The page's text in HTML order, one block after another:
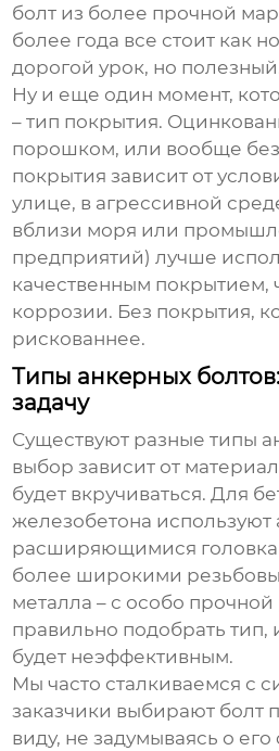
болт из более прочной
более года все стоит как
дорогой урок, но
Ну и еще один момент,
– тип покрытия.
порошком, или вообще
покрытия зависит от
улице, в агрессивной
вблизи моря или
предприятий) лучше
качественным покрытием,
коррозии. Без покрытия,
рискованнее.
Типы анкерных
задачу
Существуют разные типы
выбор зависит от
будет вкручиваться. Для
железобетона используют
расширяющимися
более широкими
металла – с особо
правильно подобрать тип,
будет неэффективным.
Мы часто сталкиваемся с
заказчики выбирают болт
виду, не задумываясь о